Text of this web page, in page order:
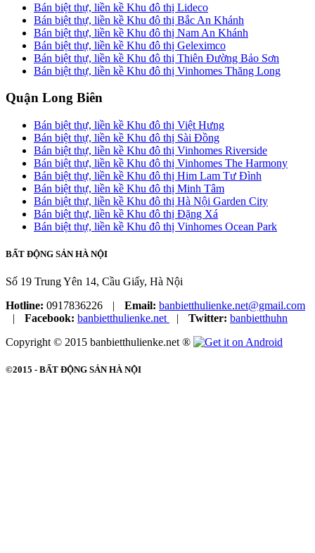
Bán biệt thự, liền kề Khu đô thị Lideco
Bán biệt thự, liền kề Khu đô thị Bắc An Khánh
Bán biệt thự, liền kề Khu đô thị Nam An Khánh
Bán biệt thự, liền kề Khu đô thị Geleximco
Bán biệt thự, liền kề Khu đô thị Thiên Đường Bảo Sơn
Bán biệt thự, liền kề Khu đô thị Vinhomes Thăng Long
Quận Long Biên
Bán biệt thự, liền kề Khu đô thị Việt Hưng
Bán biệt thự, liền kề Khu đô thị Sài Đồng
Bán biệt thự, liền kề Khu đô thị Vinhomes Riverside
Bán biệt thự, liền kề Khu đô thị Vinhomes The Harmony
Bán biệt thự, liền kề Khu đô thị Him Lam Tư Đình
Bán biệt thự, liền kề Khu đô thị Minh Tâm
Bán biệt thự, liền kề Khu đô thị Hà Nội Garden City
Bán biệt thự, liền kề Khu đô thị Đặng Xá
Bán biệt thự, liền kề Khu đô thị Vinhomes Ocean Park
BẤT ĐỘNG SẢN HÀ NỘI
Số 19 Trung Yên 14, Cầu Giấy, Hà Nội
Hotline: 0917836226 | Email: banbietthulienke.net@gmail.com
|
Facebook: banbietthulienke.net | Twitter: banbietthuhn
Copyright © 2015 banbietthulienke.net ®
©2015 - BẤT ĐỘNG SẢN HÀ NỘI